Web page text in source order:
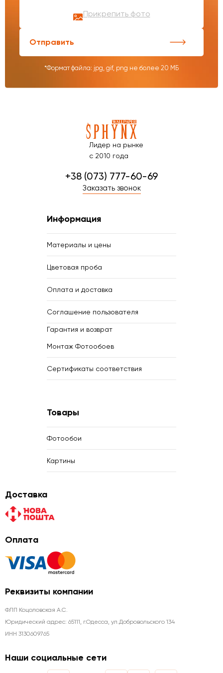
Прикрепить фото
Отправить
*Формат файла: jpg, gif, png не более 20 МБ
Лидер на рынке
с 2010 года
+38 (073) 777-60-69
Заказать звонок
Информация
Материалы и цены
Цветовая проба
Оплата и доставка
Соглашение пользователя
Гарантия и возврат
Монтаж Фотообоев
Сертификаты соответствия
Товары
Фотообои
Картины
Доставка
Оплата
Реквизиты компании
ФЛП Коцоловская А.С.
Юридический адрес: 65111, г.Одесса, ул.Добровольского 134
ИНН 3130609765
Наши социальные сети